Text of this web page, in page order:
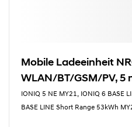
Mobile Ladeeinheit
WLAN/BT/GSM/PV, 5
IONIQ 5 NE MY21, IONIQ 6 BASE
BASE LINE Short Range 53kWh